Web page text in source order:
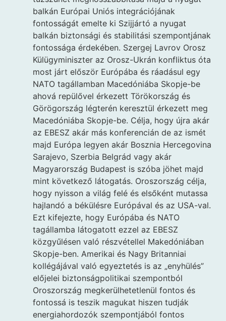
balkán Európai Uniós integrációjának
fontosságát emelte ki Szijjártó a nyugat
balkán biztonsági és stabilitási szempontjának
fontossága érdekében. Szergej Lavrov Orosz
Külügyminiszter az Orosz-Ukrán konfliktus óta
most járt először Európába és ráadásul egy
NATO tagállamban Macedóniába Skopje-be
ahová repülővel érkezett Törökország és
Görögország légterén keresztül érkezett meg
Macedóniába Skopje-be. Célja, hogy újra akár
az EBESZ akár más konferencián de az ismét
majd Európa legyen akár Bosznia Hercegovina
Sarajevo, Szerbia Belgrád vagy akár
Magyarország Budapest is szóba jöhet majd
mint következő látogatás. Oroszország célja,
hogy nyisson a világ felé és elsőként mutassa
hajlandó a békülésre Európával és az USA-val.
Ezt kifejezte, hogy Európába és NATO
tagállamba látogatott ezzel az EBESZ
közgyűlésen való részvétellel Makedóniában
Skopje-ben. Amerikai és Nagy Britanniai
kollégájával való egyeztetés is az „enyhülés”
előjelei biztonságpolitikai szempontból
Oroszország megkerülhetetlenül fontos és
fontossá is teszik magukat hiszen tudják
energiahordozók szempontjából fontos